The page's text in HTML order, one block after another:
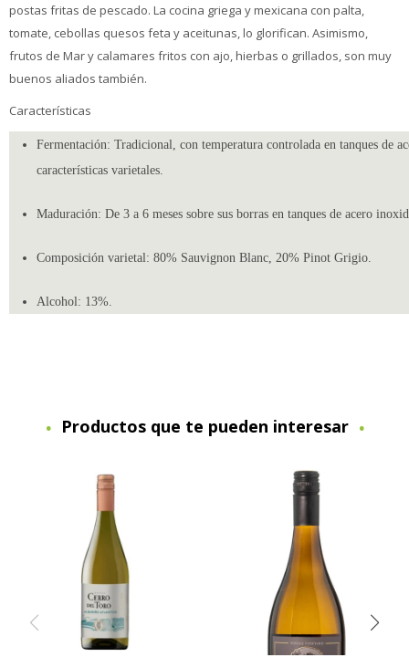
postas fritas de pescado. La cocina griega y mexicana con palta,
tomate, cebollas quesos feta y aceitunas, lo glorifican. Asimismo,
frutos de Mar y calamares fritos con ajo, hierbas o grillados, son muy
buenos aliados también.
Características
Fermentación: Tradicional, con temperatura controlada en tanques de
características varietales.
Maduración: De 3 a 6 meses sobre sus borras en tanques de acero
Composición varietal: 80% Sauvignon Blanc, 20% Pinot Grigio.
Alcohol: 13%.
Productos que te pueden interesar